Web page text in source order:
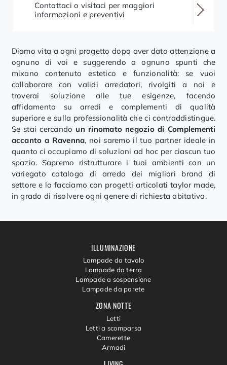
Contattaci o visitaci per maggiori
informazioni e preventivi
Diamo vita a ogni progetto dopo aver dato attenzione a
ognuno di voi e suggerendo a ognuno spunti che
mixano contenuto estetico e funzionalità: se vuoi
collaborare con validi arredatori, rivolgiti a noi e
troverai soluzione alle tue esigenze, facendo
affidamento su arredi e complementi di qualità
superiore e sulla professionalità che ci contraddistingue.
Se stai cercando un rinomato negozio di Complementi
accanto a Ravenna, noi saremo il tuo partner ideale in
quanto ci occupiamo di soluzioni ad hoc per ciascun tuo
spazio. Sapremo ristrutturare i tuoi ambienti con un
variegato catalogo di arredo dei migliori brand di
settore e lo facciamo con progetti articolati taylor made,
in grado di risolvere ogni genere di richiesta abitativa.
ZONA NOTTE
Letti
Letti a scomparsa
Camerette
Armadi
ILLUMINAZIONE
Lampade da tavolo
Lampade da terra
Lampade a sospensione
Lampade da parete